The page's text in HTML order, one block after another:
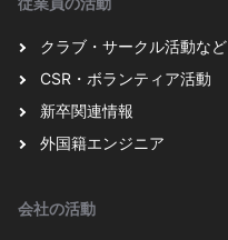
クラブ・サークル活動など
CSR・ボランティア活動
新卒関連情報
外国籍エンジニア
会社の活動